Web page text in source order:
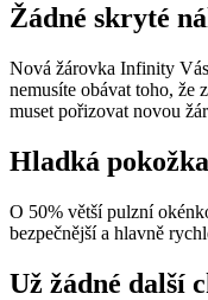
Žádné skryté
Nová žárovka Infinity
nemusíte obávat toho, že
muset pořizovat novou
Hladká
O 50% větší pulzní
bezpečnější a hlavně
Už žádné další